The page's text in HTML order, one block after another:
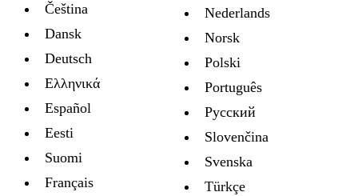
Čeština
Dansk
Deutsch
Ελληνικά
Español
Eesti
Suomi
Français
Nederlands
Norsk
Polski
Português
Русский
Slovenčina
Svenska
Türkçe